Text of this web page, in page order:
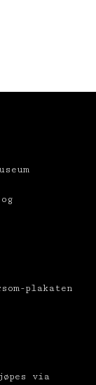
plakaten
via